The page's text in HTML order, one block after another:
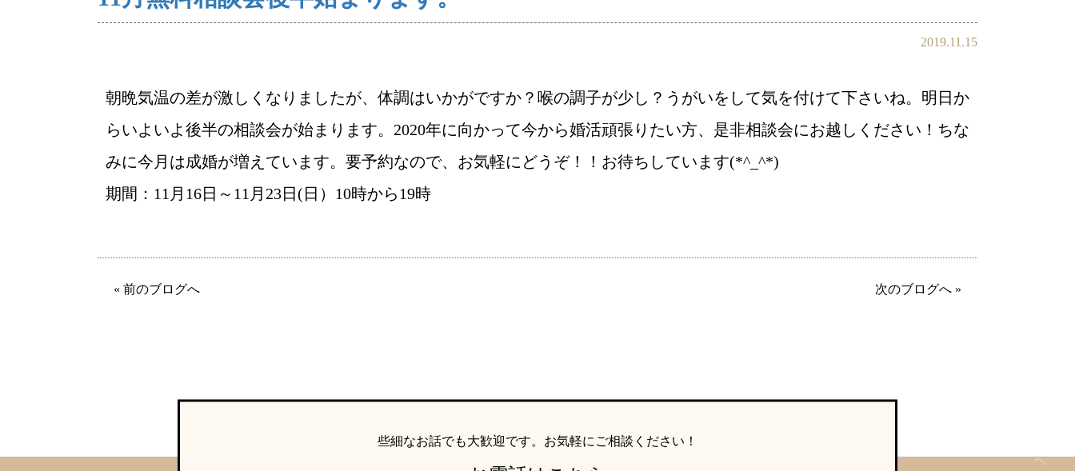
鹿児島店
2019.11.15
朝晩気温の差が激しくなりましたが、体調はいかがですか？喉の調子が少し？うがいをして気を付けて下さいね。明日か
らいよいよ後半の相談会が始まります。2020年に向かって今から婚活頑張りたい方、是非相談会にお越しください！ちな
みに今月は成婚が増えています。要予約なので、お気軽にどうぞ！！お待ちしています(*^_^*)
期間：11月16日～11月23日(日）10時から19時
« 前のブログへ 次のブログへ »
些細なお話でも大歓迎です。 お気軽にご相談ください！